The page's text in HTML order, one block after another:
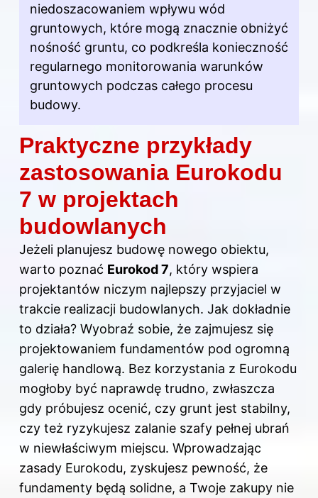
niedoszacowaniem wpływu wód
gruntowych, które mogą znacznie obniżyć
nośność gruntu, co podkreśla konieczność
regularnego monitorowania warunków
gruntowych podczas całego procesu
budowy.
Praktyczne przykłady
zastosowania Eurokodu
7 w projektach
budowlanych
Jeżeli planujesz budowę nowego obiektu,
warto poznać Eurokod 7, który wspiera
projektantów niczym najlepszy przyjaciel w
trakcie realizacji budowlanych. Jak dokładnie
to działa? Wyobraź sobie, że zajmujesz się
projektowaniem fundamentów pod ogromną
galerię handlową. Bez korzystania z Eurokodu
mogłoby być naprawdę trudno, zwłaszcza
gdy próbujesz ocenić, czy grunt jest stabilny,
czy też ryzykujesz zalanie szafy pełnej ubrań
w niewłaściwym miejscu. Wprowadzając
zasady Eurokodu, zyskujesz pewność, że
fundamenty będą solidne, a Twoje zakupy nie